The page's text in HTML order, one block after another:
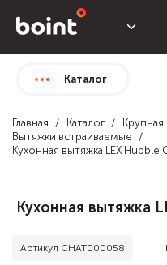
Каталог
Главная Каталог Крупная
Вытяжки встраиваемые
Кухонная вытяжка LEX Hubble
Кухонная вытяжка
Артикул CHAT000058